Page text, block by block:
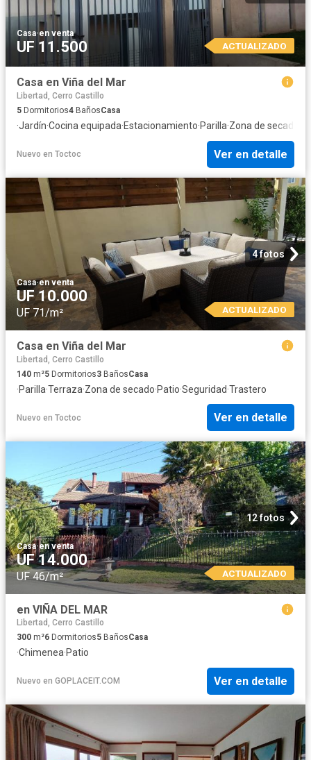
Casa·en venta
UF 11.500 ACTUALIZADO
Casa en Viña del Mar
Libertad, Cerro Castillo
5 Dormitorios4 BañosCasa
·Jardín·Cocina equipada·Estacionamiento·Parilla·Zona de secado
Nuevo en Toctoc Ver en detalle
4 fotos
Casa·en venta
UF 10.000
UF 71/m² ACTUALIZADO
Casa en Viña del Mar
Libertad, Cerro Castillo
140 m²5 Dormitorios3 BañosCasa
·Parilla·Terraza·Zona de secado·Patio·Seguridad·Trastero
Nuevo en Toctoc Ver en detalle
12 fotos
Casa·en venta
UF 14.000
UF 46/m² ACTUALIZADO
en VIÑA DEL MAR
Libertad, Cerro Castillo
300 m²6 Dormitorios5 BañosCasa
·Chimenea·Patio
Nuevo en GOPLACEIT.COM Ver en detalle